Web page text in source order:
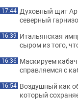
17:44 Духовный щит
северный
16:39 Итальянская
сыром из того,
16:36 Маскируем
справляемся с
16:54 Воздушный как
который